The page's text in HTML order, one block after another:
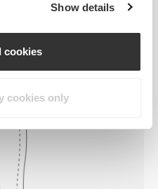
Show details
cookies
cookies only